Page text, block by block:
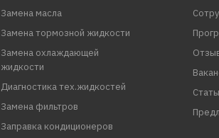
Замена масла
Замена тормозной жидкости
Замена охлаждающей
жидкости
Диагностика тех.жидкостей
Замена фильтров
Заправка кондиционеров